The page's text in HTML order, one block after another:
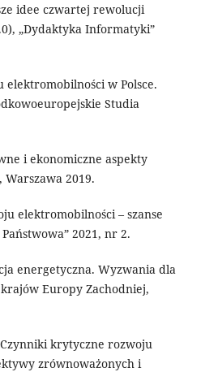
idee czwartej rewolucji
„Dydaktyka Informatyki”
w Polsce.
Studia
i ekonomiczne aspekty
2019.
elektromobilności – szanse
2021, nr 2.
energetyczna. Wyzwania dla
Europy Zachodniej,
krytyczne rozwoju
zrównoważonych i